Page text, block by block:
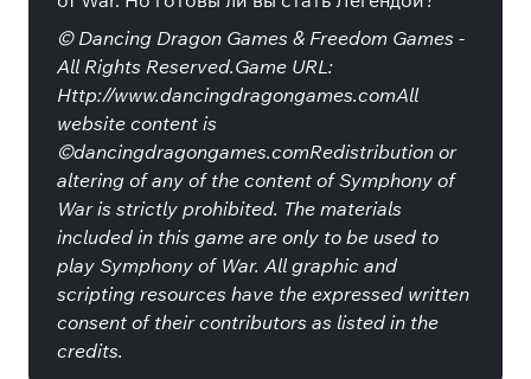
© Dancing Dragon Games & Freedom Games -
All Rights Reserved.Game URL:
Http://www.dancingdragongames.comAll
website content is
©dancingdragongames.comRedistribution or
altering of any of the content of Symphony of
War is strictly prohibited. The materials
included in this game are only to be used to
play Symphony of War. All graphic and
scripting resources have the expressed written
consent of their contributors as listed in the
credits.